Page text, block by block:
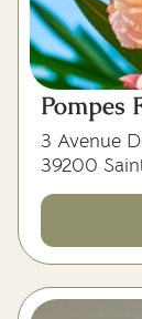
Pompes
3 Avenue
39200